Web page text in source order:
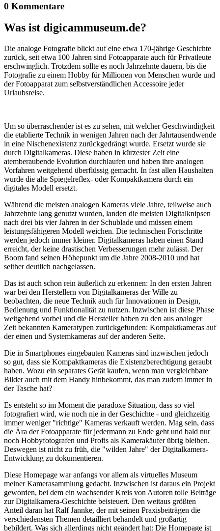
0 Kommentare
Was ist digicammuseum.de?
Die analoge Fotografie blickt auf eine etwa 170-jährige Geschichte
zurück, seit etwa 100 Jahren sind Fotoapparate auch für Privatleute
erschwinglich. Trotzdem sollte es noch Jahrzehnte dauern, bis die
Fotografie zu einem Hobby für Millionen von Menschen wurde und
der Fotoapparat zum selbstverständlichen Accessoire jeder
Urlaubsreise.
Um so überraschender ist es zu sehen, mit welcher Geschwindigkeit
die etablierte Technik in wenigen Jahren nach der Jahrtausendwende
in eine Nischenexistenz zurückgedrängt wurde. Ersetzt wurde sie
durch Digitalkameras. Diese haben in kürzester Zeit eine
atemberaubende Evolution durchlaufen und haben ihre analogen
Vorfahren weitgehend überflüssig gemacht. In fast allen Haushalten
wurde die alte Spiegelreflex- oder Kompaktkamera durch ein
digitales Modell ersetzt.
Während die meisten analogen Kameras viele Jahre, teilweise auch
Jahrzehnte lang genutzt wurden, landen die meisten Digitalknipsen
nach drei bis vier Jahren in der Schublade und müssen einem
leistungsfähigeren Modell weichen. Die technischen Fortschritte
werden jedoch immer kleiner. Digitalkameras haben einen Stand
erreicht, der keine drastischen Verbesserungen mehr zulässt. Der
Boom fand seinen Höhepunkt um die Jahre 2008-2010 und hat
seither deutlich nachgelassen.
Das ist auch schon rein äußerlich zu erkennen: In den ersten Jahren
war bei den Herstellern von Digitalkameras der Wille zu
beobachten, die neue Technik auch für Innovationen in Design,
Bedienung und Funktionalität zu nutzen. Inzwischen ist diese Phase
weitgehend vorbei und die Hersteller haben zu den aus analoger
Zeit bekannten Kameratypen zurückgefunden: Kompaktkameras auf
der einen und Systemkameras auf der anderen Seite.
Die in Smartphones eingebauten Kameras sind inzwischen jedoch
so gut, dass sie Kompaktkameras die Existenzberechtigung geraubt
haben. Wozu ein separates Gerät kaufen, wenn man vergleichbare
Bilder auch mit dem Handy hinbekommt, das man zudem immer in
der Tasche hat?
Es entsteht so im Moment die paradoxe Situation, dass so viel
fotografiert wird, wie noch nie in der Geschichte - und gleichzeitig
immer weniger "richtige" Kameras verkauft werden. Mag sein, dass
die Ära der Fotoapparate für jedermann zu Ende geht und bald nur
noch Hobbyfotografen und Profis als Kamerakäufer übrig bleiben.
Deswegen ist nicht zu früh, die "wilden Jahre" der Digitalkamera-
Entwicklung zu dokumentieren.
Diese Homepage war anfangs vor allem als virtuelles Museum
meiner Kamerasammlung gedacht. Inzwischen ist daraus ein Projekt
geworden, bei dem ein wachsender Kreis von Autoren tolle Beiträge
zur Digitalkamera-Geschichte beisteuert. Den weitaus größten
Anteil daran hat Ralf Jannke, der mit seinen Praxisbeiträgen die
verschiedensten Themen detailliert behandelt und großartig
bebildert. Was sich allerdings nicht geändert hat: Die Homepage ist